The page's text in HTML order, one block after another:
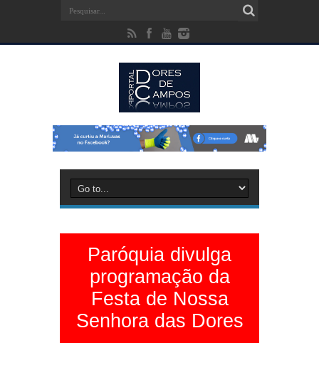
Paróquia divulga
programação da
Festa de Nossa
Senhora das Dores